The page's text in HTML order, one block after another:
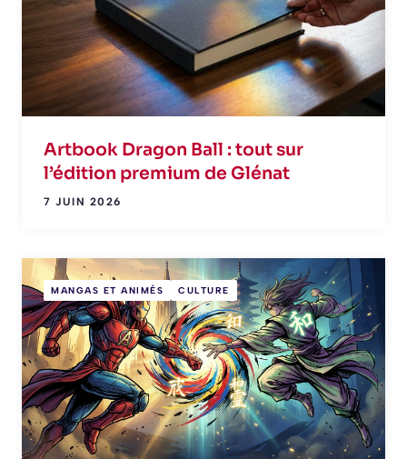
Artbook Dragon Ball : tout sur
l’édition premium de Glénat
7 JUIN 2026
MANGAS ET ANIMÉS CULTURE